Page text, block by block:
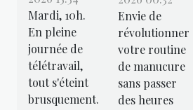
Mardi, 10h.
En pleine
journée de
télétravail,
tout s'éteint
brusquement.
Envie de
révolutionner
votre routine
de manucure
sans passer
des heures